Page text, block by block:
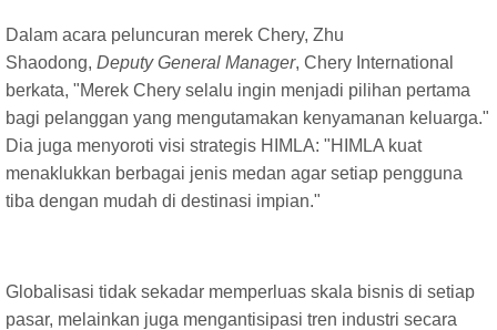
Dalam acara peluncuran merek Chery, Zhu
Shaodong, Deputy General Manager, Chery International
berkata, "Merek Chery selalu ingin menjadi pilihan pertama
bagi pelanggan yang mengutamakan kenyamanan keluarga."
Dia juga menyoroti visi strategis HIMLA: "HIMLA kuat
menaklukkan berbagai jenis medan agar setiap pengguna
tiba dengan mudah di destinasi impian."
Globalisasi tidak sekadar memperluas skala bisnis di setiap
pasar, melainkan juga mengantisipasi tren industri secara